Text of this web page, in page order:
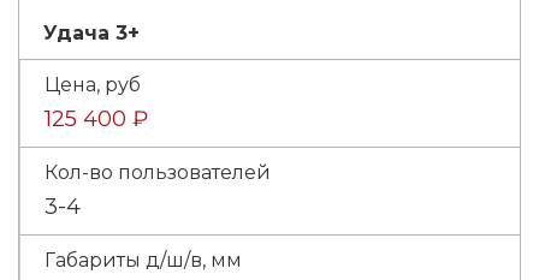
Удача 3+
125 400 ₽
3-4